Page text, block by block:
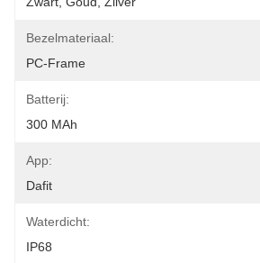
Bezelmateriaal:
PC-Frame
Batterij:
300 MAh
App:
Dafit
Waterdicht:
IP68